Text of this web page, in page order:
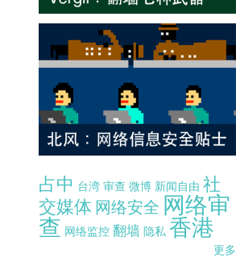
占中 台湾 审查 微博 新闻自由 社
交媒体 网络安全 网络审
查 网络监控 翻墙 隐私 香港
更多